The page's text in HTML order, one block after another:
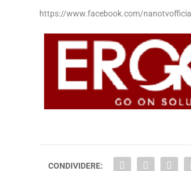
https://www.facebook.com/
CONDIVIDERE: